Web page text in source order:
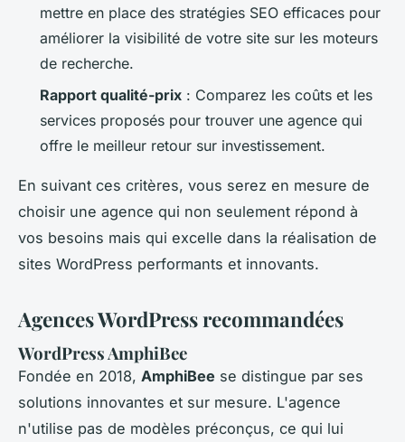
mettre en place des stratégies SEO efficaces pour
améliorer la visibilité de votre site sur les moteurs
de recherche.
Rapport qualité-prix : Comparez les coûts et les
services proposés pour trouver une agence qui
offre le meilleur retour sur investissement.
En suivant ces critères, vous serez en mesure de
choisir une agence qui non seulement répond à
vos besoins mais qui excelle dans la réalisation de
sites WordPress performants et innovants.
Agences WordPress recommandées
WordPress AmphiBee
Fondée en 2018, AmphiBee se distingue par ses
solutions innovantes et sur mesure. L'agence
n'utilise pas de modèles préconçus, ce qui lui